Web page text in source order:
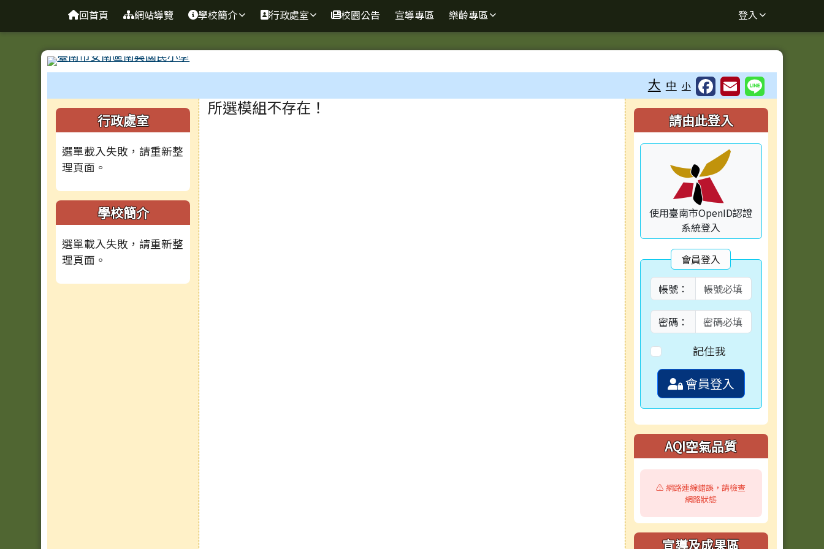
臺南市安南區南興國小全球資訊網
回首頁 網站導覽 學校簡介 行政處室 校園公告 宣導專區 樂齡專區 登入
大 中 小
左邊區域內容
行政處室
選單載入失敗，請重新整
理頁面。
學校簡介
選單載入失敗，請重新整
理頁面。
主內容區域
所選模組不存在！ 右邊區域內容
請由此登入
使用臺南市OpenID認證
系統登入
會員登入
帳號：
密碼：
記住我
會員登入
AQI空氣品質
⚠️ 網路連線錯誤，請檢查
網路狀態
宣導及成果區
頁尾區域